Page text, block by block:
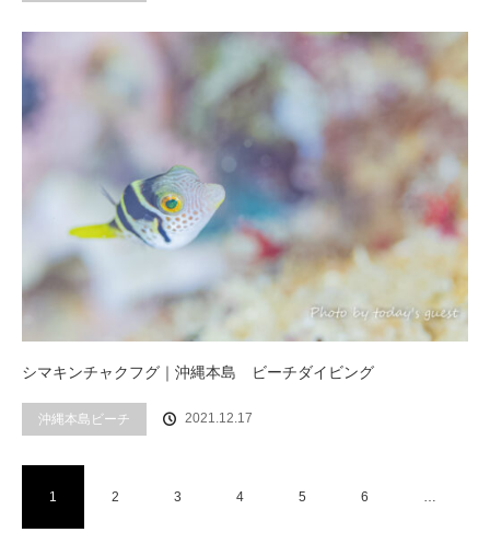
シマキンチャクフグ｜沖縄本島 ビーチダイビング
沖縄本島ビーチ 2021.12.17
1 2 3 4 5 6 …